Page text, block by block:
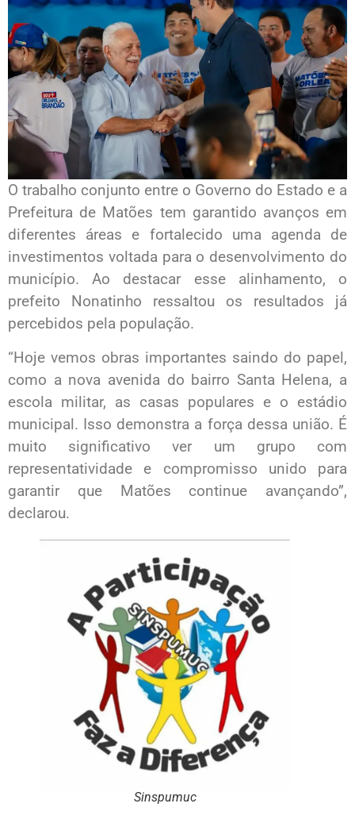
O trabalho conjunto entre o Governo do Estado e a
Prefeitura de Matões tem garantido avanços em
diferentes áreas e fortalecido uma agenda de
investimentos voltada para o desenvolvimento do
município. Ao destacar esse alinhamento, o
prefeito Nonatinho ressaltou os resultados já
percebidos pela população.
“Hoje vemos obras importantes saindo do papel,
como a nova avenida do bairro Santa Helena, a
escola militar, as casas populares e o estádio
municipal. Isso demonstra a força dessa união. É
muito significativo ver um grupo com
representatividade e compromisso unido para
garantir que Matões continue avançando”,
declarou.
Sinspumuc